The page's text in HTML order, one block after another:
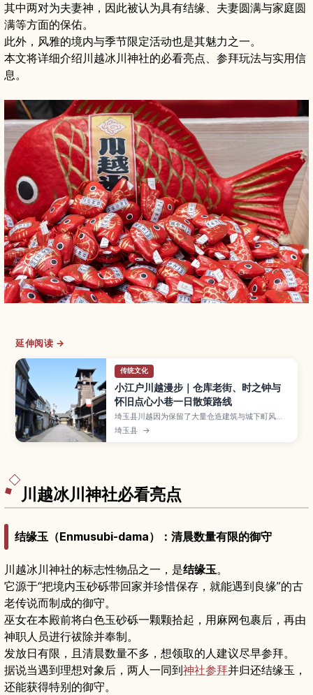
其中两对为夫妻神，因此被认为具有结缘、夫妻圆满与家庭圆
满等方面的保佑。
此外，风雅的境内与季节限定活动也是其魅力之一。
本文将详细介绍川越冰川神社的必看亮点、参拜玩法与实用信
息。
延伸阅读 →
传统文化
小江户川越漫步｜仓库老街、时之钟与
怀旧点心小巷一日散策路线
埼玉县川越因为保留了大量仓造建筑与城下町风
情，被称为“小江户”，街上有象征性的“时之钟”和
充满昭和气息的菓子屋横丁等人气景点。本文将介
埼玉县 →
川越冰川神社必看亮点
结缘玉（Enmusubi-dama）：清晨数量有限的御守
川越冰川神社的标志性物品之一，是结缘玉。
它源于“把境内玉砂砾带回家并珍惜保存，就能遇到良缘”的古
老传说而制成的御守。
巫女在本殿前将白色玉砂砾一颗颗拾起，用麻网包裹后，再由
神职人员进行祓除并奉制。
发放日有限，且清晨数量不多，想领取的人建议尽早参拜。
据说当遇到理想对象后，两人一同到神社参拜并归还结缘玉，
还能获得特别的御守。